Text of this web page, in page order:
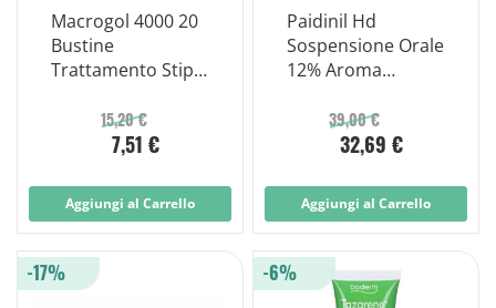
Macrogol 4000 20
Bustine
Trattamento Stipsi
15,20 €
7,51 €
Aggiungi al Carrello
Paidinil Hd
Sospensione Orale
12% Aroma
39,00 €
32,69 €
Aggiungi al Carrello
-17% -6%